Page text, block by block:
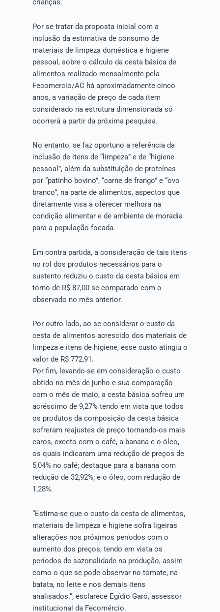
crianças.
Por se tratar da proposta inicial com a
inclusão da estimativa de consumo de
materiais de limpeza doméstica e higiene
pessoal, sobre o cálculo da cesta básica de
alimentos realizado mensalmente pela
Fecomercio/AC há aproximadamente cinco
anos, a variação de preço de cada item
considerado na estrutura dimensionada só
ocorrerá a partir da próxima pesquisa.
No entanto, se faz oportuno a referência da
inclusão de itens de “limpeza” e de “higiene
pessoal”, além da substituição de proteínas
por “patinho bovino”, “carne de frango” e “ovo
branco”, na parte de alimentos, aspectos que
diretamente visa a oferecer melhora na
condição alimentar e de ambiente de moradia
para a população focada.
Em contra partida, a consideração de tais itens
no rol dos produtos necessários para o
sustento reduziu o custo da cesta básica em
torno de R$ 87,00 se comparado com o
observado no mês anterior.
Por outro lado, ao se considerar o custo da
cesta de alimentos acrescido dos materiais de
limpeza e itens de higiene, esse custo atingiu o
valor de R$ 772,91.
Por fim, levando-se em consideração o custo
obtido no mês de junho e sua comparação
com o mês de maio, a cesta básica sofreu um
acréscimo de 9,27% tendo em vista que todos
os produtos da composição da cesta básica
sofreram reajustes de preço tornando-os mais
caros, exceto com o café, a banana e o óleo,
os quais indicaram uma redução de preços de
5,04% no café; destaque para a banana com
redução de 32,92%; e o óleo, com redução de
1,28%.
“Estima-se que o custo da cesta de alimentos,
materiais de limpeza e higiene sofra ligeiras
alterações nos próximos períodos com o
aumento dos preços, tendo em vista os
períodos de sazonalidade na produção, assim
como o que se pode observar no tomate, na
batata, no leite e nos demais itens
analisados.”, esclarece Egídio Garó, assessor
institucional da Fecomércio.